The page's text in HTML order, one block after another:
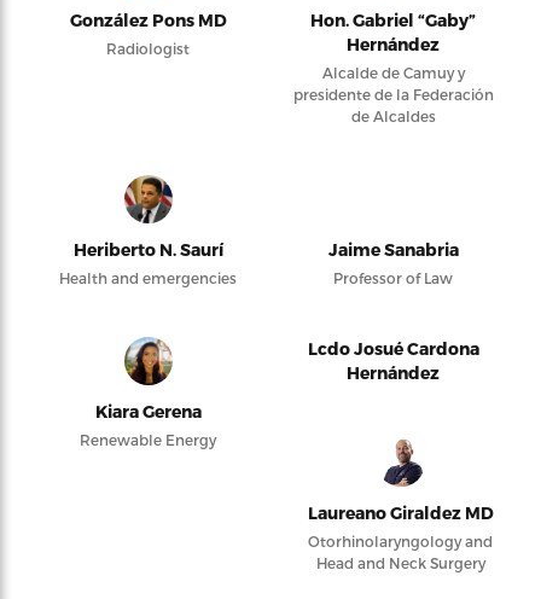
González Pons MD
Radiologist
Hon. Gabriel “Gaby”
Hernández
Alcalde de Camuy y
presidente de la Federación
de Alcaldes
Heriberto N. Saurí
Health and emergencies
Jaime Sanabria
Professor of Law
Kiara Gerena
Renewable Energy
Lcdo Josué Cardona
Hernández
Laureano Giraldez MD
Otorhinolaryngology and
Head and Neck Surgery